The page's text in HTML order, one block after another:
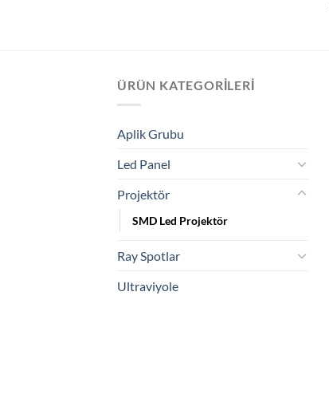
ÜRÜN KATEGORILERI
Aplik Grubu
Led Panel
Projektör
SMD Led Projektör
Ray Spotlar
Ultraviyole